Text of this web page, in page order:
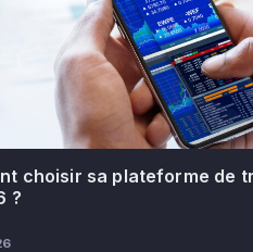
choisir sa plateforme de
?